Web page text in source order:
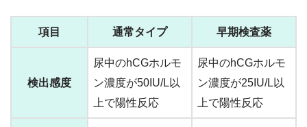
項目 通常タイプ 早期検査薬
検出感度
尿中のhCGホルモ
ン濃度が50IU/L以
上で陽性反応
尿中のhCGホルモ
ン濃度が25IU/L以
上で陽性反応